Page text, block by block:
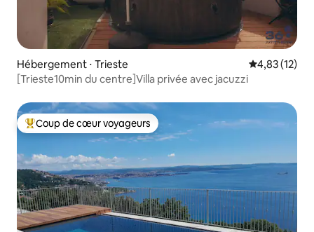
Hébergement ⋅ Trieste Évaluation
4,83 (12)
[Trieste10min du centre]Villa privée avec jacuzzi
Coups de cœur voyageurs les plus appréciés
Coup de cœur voyageurs